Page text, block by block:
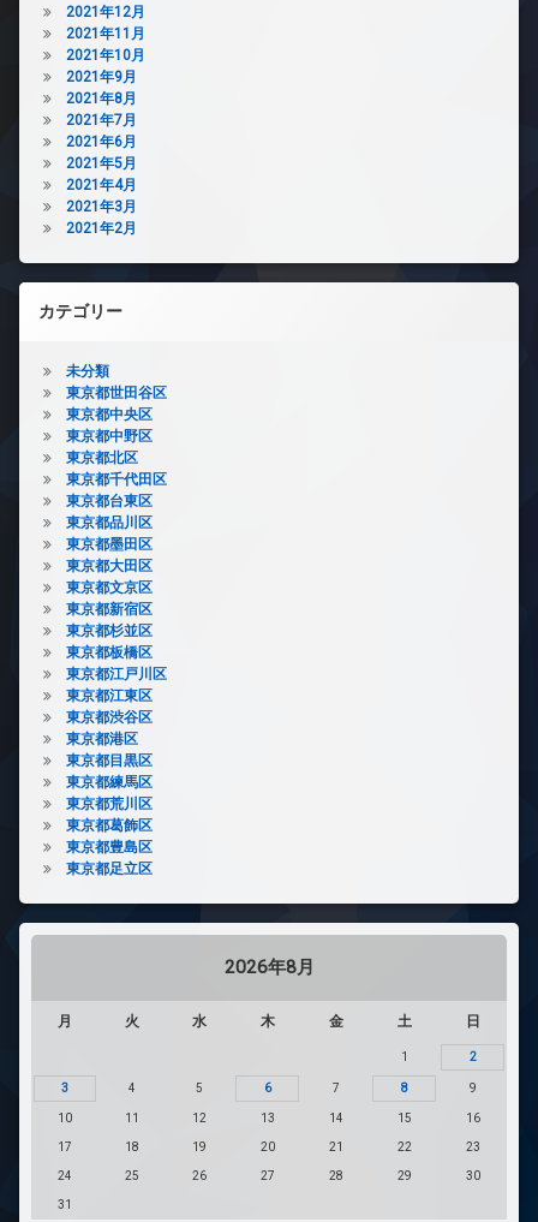
2021年12月
2021年11月
2021年10月
2021年9月
2021年8月
2021年7月
2021年6月
2021年5月
2021年4月
2021年3月
2021年2月
カテゴリー
未分類
東京都世田谷区
東京都中央区
東京都中野区
東京都北区
東京都千代田区
東京都台東区
東京都品川区
東京都墨田区
東京都大田区
東京都文京区
東京都新宿区
東京都杉並区
東京都板橋区
東京都江戸川区
東京都江東区
東京都渋谷区
東京都港区
東京都目黒区
東京都練馬区
東京都荒川区
東京都葛飾区
東京都豊島区
東京都足立区
2026年8月
月 火 水 木 金 土 日
1 2
3 4 5 6 7 8 9
10 11 12 13 14 15 16
17 18 19 20 21 22 23
24 25 26 27 28 29 30
31